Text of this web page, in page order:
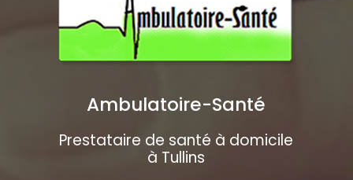
Ambulatoire-Santé
Prestataire de santé à domicile
à Tullins